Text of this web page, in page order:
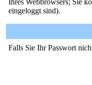
Ihres Webbrowsers; Sie
eingeloggt sind).
Falls Sie Ihr Passwort